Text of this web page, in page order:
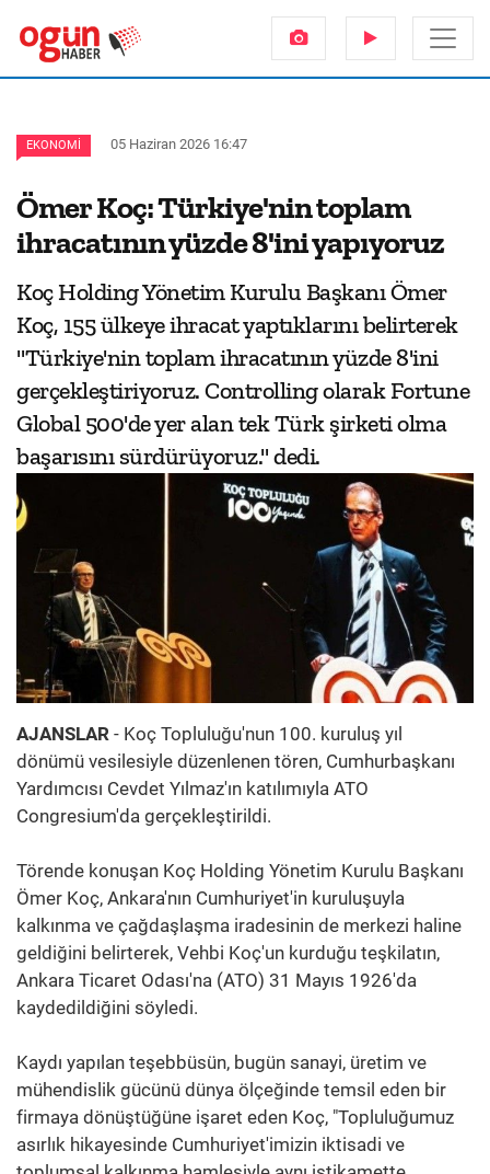
EKONOMI 05 Haziran 2026 16:47
Ömer Koç: Türkiye'nin toplam
ihracatının yüzde 8'ini yapıyoruz
Koç Holding Yönetim Kurulu Başkanı Ömer
Koç, 155 ülkeye ihracat yaptıklarını belirterek
"Türkiye'nin toplam ihracatının yüzde 8'ini
gerçekleştiriyoruz. Controlling olarak Fortune
Global 500'de yer alan tek Türk şirketi olma
başarısını sürdürüyoruz." dedi.
AJANSLAR - Koç Topluluğu'nun 100. kuruluş yıl
dönümü vesilesiyle düzenlenen tören, Cumhurbaşkanı
Yardımcısı Cevdet Yılmaz'ın katılımıyla ATO
Congresium'da gerçekleştirildi.
Törende konuşan Koç Holding Yönetim Kurulu Başkanı
Ömer Koç, Ankara'nın Cumhuriyet'in kuruluşuyla
kalkınma ve çağdaşlaşma iradesinin de merkezi haline
geldiğini belirterek, Vehbi Koç'un kurduğu teşkilatın,
Ankara Ticaret Odası'na (ATO) 31 Mayıs 1926'da
kaydedildiğini söyledi.
Kaydı yapılan teşebbüsün, bugün sanayi, üretim ve
mühendislik gücünü dünya ölçeğinde temsil eden bir
firmaya dönüştüğüne işaret eden Koç, "Topluluğumuz
asırlık hikayesinde Cumhuriyet'imizin iktisadi ve